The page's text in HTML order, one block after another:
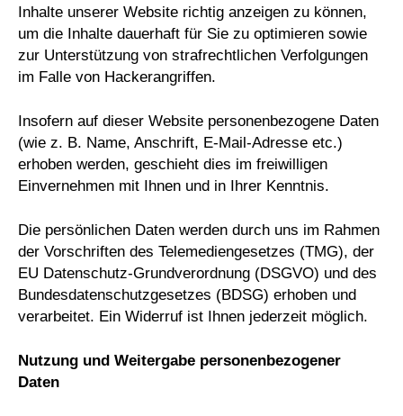
Inhalte unserer Website richtig anzeigen zu können,
um die Inhalte dauerhaft für Sie zu optimieren sowie
zur Unterstützung von strafrechtlichen Verfolgungen
im Falle von Hackerangriffen.
Insofern auf dieser Website personenbezogene Daten
(wie z. B. Name, Anschrift, E-Mail-Adresse etc.)
erhoben werden, geschieht dies im freiwilligen
Einvernehmen mit Ihnen und in Ihrer Kenntnis.
Die persönlichen Daten werden durch uns im Rahmen
der Vorschriften des Telemediengesetzes (TMG), der
EU Datenschutz-Grundverordnung (DSGVO) und des
Bundesdatenschutzgesetzes (BDSG) erhoben und
verarbeitet. Ein Widerruf ist Ihnen jederzeit möglich.
Nutzung und Weitergabe personenbezogener
Daten